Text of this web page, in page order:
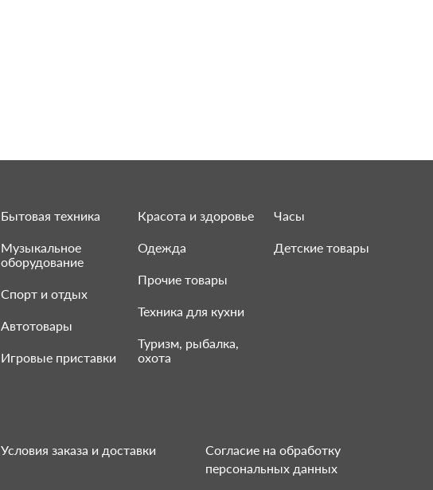
Бытовая техника
Музыкальное
оборудование
Спорт и отдых
Автотовары
Игровые приставки
Красота и здоровье
Одежда
Прочие товары
Техника для кухни
Туризм, рыбалка,
охота
Часы
Детские товары
Условия заказа и доставки
Согласие на обработку
персональных данных